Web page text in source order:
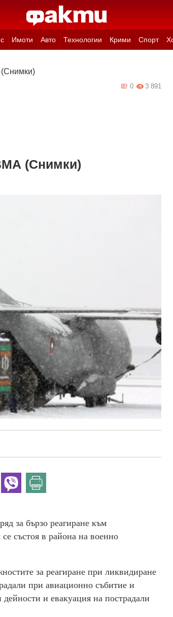
Имоти Авто Технологии Крими Спорт
(Снимки)
3 891
0
(Снимки)
за бързо реагиране към
състоя в района на военно
за реагиране при ликвидиране
при авиационно събитие и
и евакуация на пострадали